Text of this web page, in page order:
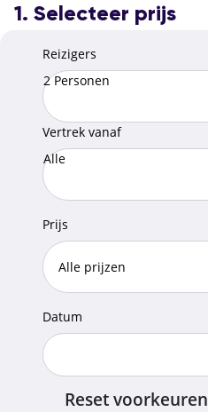
1. Selecteer prijs
Reizigers
2 Personen
Vertrek vanaf
Alle
Prijs
Datum
Reset voorkeuren